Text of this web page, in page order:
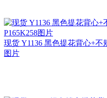
现货 Y1136 黑色提花背心+不
图片